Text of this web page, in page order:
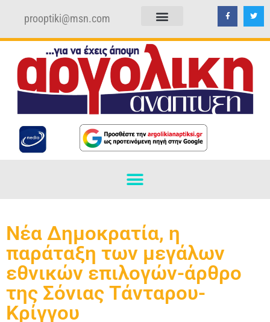
prooptiki@msn.com
Νέα Δημοκρατία, η
παράταξη των μεγάλων
εθνικών επιλογών-άρθρο
της Σόνιας Τάνταρου-
Κρίγγου